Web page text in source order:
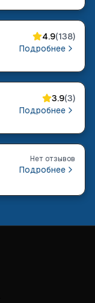
4.9(138)
Подробнее
3.9(3)
Подробнее
Нет отзывов
Подробнее